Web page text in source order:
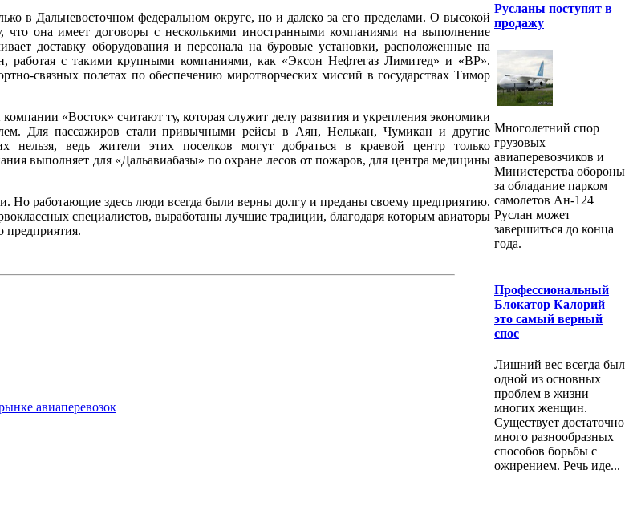
в Дальневосточном федеральном округе, но и далеко за его пределами. О высокой
что она имеет договоры с несколькими иностранными компаниями на выполнение
доставку оборудования и персонала на буровые установки, расположенные на
работая с такими крупными компаниями, как «Эксон Нефтегаз Лимитед» и «ВР».
связных полетах по обеспечению миротворческих миссий в государствах Тимор
«Восток» считают ту, которая служит делу развития и укрепления экономики
Для пассажиров стали привычными рейсы в Аян, Нелькан, Чумикан и другие
нельзя, ведь жители этих поселков могут добраться в краевой центр только
выполняет для «Дальавиабазы» по охране лесов от пожаров, для центра медицины
Но работающие здесь люди всегда были верны долгу и преданы своему предприятию.
специалистов, выработаны лучшие традиции, благодаря которым авиаторы
предприятия.
авиаперевозок
Русланы поступят в
продажу
Многолетний спор
грузовых
авиаперевозчиков и
Мини­стерства обороны
за обладание парком
самолетов Ан-124
Руслан может
завершиться до конца
года.
Профессиональный
Блокатор Калорий
это самый верный
спос
Лишний вес всегда был
одной из основных
проблем в жизни
многих женщин.
Существует достаточно
много разнообразных
способов борьбы с
ожирением. Речь иде...